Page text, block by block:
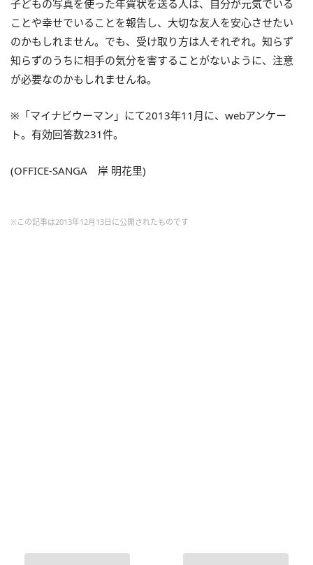
子どもの写真を使った年賀状を送る人は、自分が元気でいる
ことや幸せでいることを報告し、大切な友人を安心させたい
のかもしれません。でも、受け取り方は人それぞれ。知らず
知らずのうちに相手の気分を害することがないように、注意
が必要なのかもしれませんね。
※「マイナビウーマン」にて2013年11月に、webアンケー
ト。有効回答数231件。
(OFFICE-SANGA 岸 明花里)
※この記事は2013年12月13日に公開されたものです